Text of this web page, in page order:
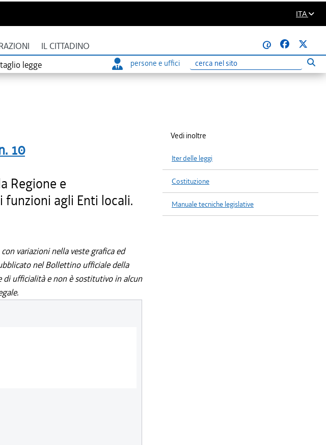
ITA
IL CITTADINO
@
legge persone e uffici
Ricerca
10
Regione e
funzioni agli Enti locali.
variazioni nella veste grafica ed
nel Bollettino ufficiale della
di ufficialità e non è sostitutivo in alcun
Vedi inoltre
Iter delle leggi
Costituzione
Manuale tecniche legislative